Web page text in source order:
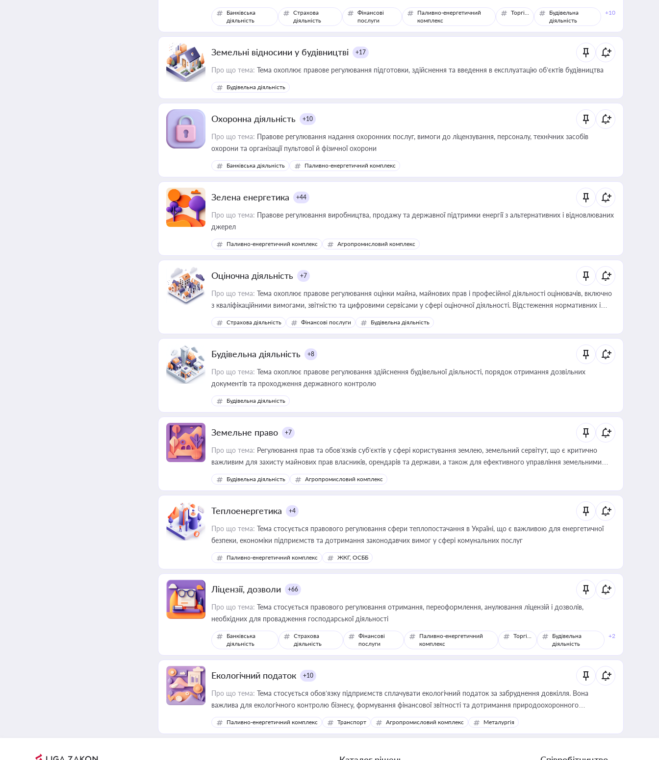
Банківська
діяльність
Страхова
діяльність
Фінансові
послуги
Паливно-енергетичний
комплекс
Торгівля
Будівельна
діяльність
+10
Земельні відносини у будівництві +17
Про що тема: Тема охоплює правове регулювання підготовки, здійснення та введення в експлуатацію об’єктів будівництва
Будівельна діяльність
Охоронна діяльність +10
Про що тема: Правове регулювання надання охоронних послуг, вимоги до ліцензування, персоналу, технічних засобів
охорони та організації пультової й фізичної охорони
Банківська діяльність Паливно-енергетичний комплекс
Зелена енергетика +44
Про що тема: Правове регулювання виробництва, продажу та державної підтримки енергії з альтернативних і відновлюваних
джерел
Паливно-енергетичний комплекс Агропромисловий комплекс
Оціночна діяльність +7
Про що тема: Тема охоплює правове регулювання оцінки майна, майнових прав і професійної діяльності оцінювачів, включно
з кваліфікаційними вимогами, звітністю та цифровими сервісами у сфері оціночної діяльності. Відстеження нормативних і
медійних змін у цій сфері корисне для власника бізнесу, керівника, юриста або бухгалтера під час оподаткування,
приватизації, оренди державного майна, корпоративних угод і перевірки статусу суб'єктів оціночної діяльності
Страхова діяльність Фінансові послуги Будівельна діяльність
Будівельна діяльність +8
Про що тема: Тема охоплює правове регулювання здійснення будівельної діяльності, порядок отримання дозвільних
документів та проходження державного контролю
Будівельна діяльність
Земельне право +7
Про що тема: Регулювання прав та обов’язків суб’єктів у сфері користування землею, земельний сервітут, що є критично
важливим для захисту майнових прав власників, орендарів та держави, а також для ефективного управління земельними
ресурсами
Будівельна діяльність Агропромисловий комплекс
Теплоенергетика +4
Про що тема: Тема стосується правового регулювання сфери теплопостачання в Україні, що є важливою для енергетичної
безпеки, економіки підприємств та дотримання законодавчих вимог у сфері комунальних послуг
Паливно-енергетичний комплекс ЖКГ, ОСББ
Ліцензії, дозволи +66
Про що тема: Тема стосується правового регулювання отримання, переоформлення, анулювання ліцензій і дозволів,
необхідних для провадження господарської діяльності
Банківська
діяльність
Страхова
діяльність
Фінансові
послуги
Паливно-енергетичний
комплекс
Торгівля
Будівельна
діяльність
+2
Екологічний податок +10
Про що тема: Тема стосується обов’язку підприємств сплачувати екологічний податок за забруднення довкілля. Вона
важлива для екологічного контролю бізнесу, формування фінансової звітності та дотримання природоохоронного
законодавства
Паливно-енергетичний комплекс Транспорт Агропромисловий комплекс Металургія